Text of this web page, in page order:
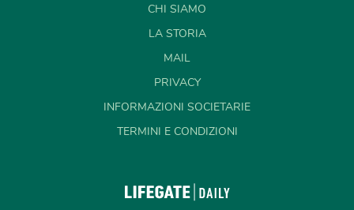
CHI SIAMO
LA STORIA
MAIL
PRIVACY
INFORMAZIONI SOCIETARIE
TERMINI E CONDIZIONI